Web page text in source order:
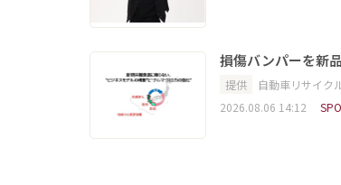
損傷バンパーを新
提供
自動車リサイク
2026.08.06 14:12